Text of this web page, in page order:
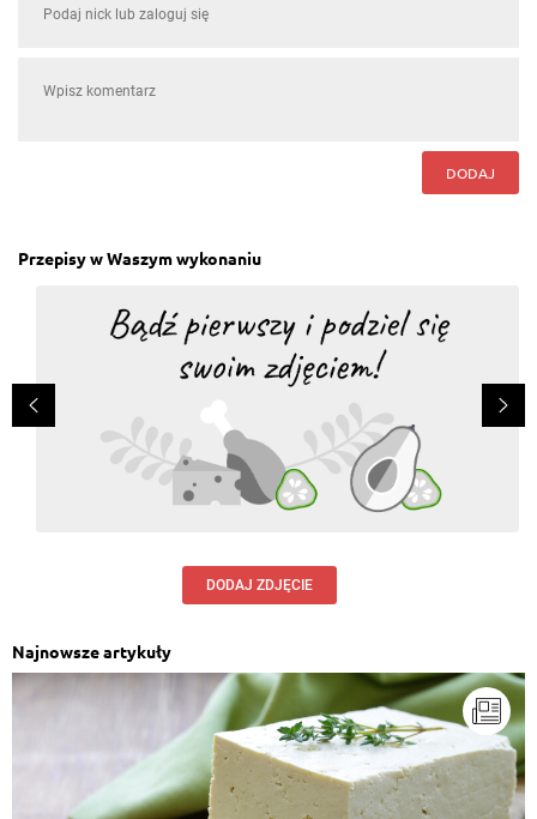
DODAJ
Przepisy w Waszym wykonaniu
DODAJ ZDJĘCIE
Najnowsze artykuły